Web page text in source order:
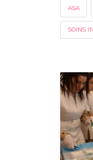
ASA
SOINS